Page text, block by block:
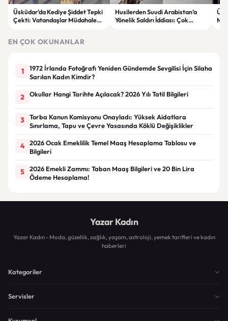
Üsküdar’da Kediye Şiddet Tepki
Çekti: Vatandaşlar Müdahale
Husilerden Suudi Arabistan’a
Yönelik Saldırı İddiası: Çok
EN ÇOK OKUNANLAR
1
1972 İrlanda Fotoğrafı Yeniden Gündemde Sevgilisi İçin Silaha
Sarılan Kadın Kimdir?
2 Okullar Hangi Tarihte Açılacak? 2026 Yılı Tatil Bilgileri
3
Torba Kanun Komisyonu Onayladı: Yüksek Aidatlara
Sınırlama, Tapu ve Çevre Yasasında Köklü Değişiklikler
4
2026 Ocak Emeklilik Temel Maaş Hesaplama Tablosu ve
Bilgileri
5
2026 Emekli Zammı: Taban Maaş Bilgileri ve 20 Bin Lira
Ödeme Hesaplama!
Yazar Kadın
Yazar Kadın - Moda, güzellik, sağlık, yaşam, astroloji, yemek tarifleri ve kadın
haberleri
Kategoriler
Servisler